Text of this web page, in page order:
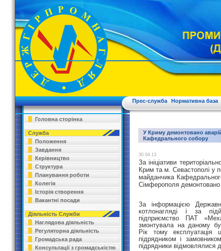
Прес-служба Нормативна база
Головна сторінка
Служба
Положення
Завдання
Керівництво
Структура
Планування роботи
Колегія
Історія створення
Вакантні посади
Діяльність Служби
Наглядова діяльність
Регуляторна діяльність
Громадська рада
Консультації з громадськістю
У Криму демонтовано
Кафедрального собору
30.04.13
За ініціативи
Крим та м. Севастополі у
майданчика
Сімферополя демонтовано
За інформацією
котлонагляді і за
підприємство ПАТ
змонтувала на даному
Рік тому експлуатація
підрядником і
підрядники відмовлялися